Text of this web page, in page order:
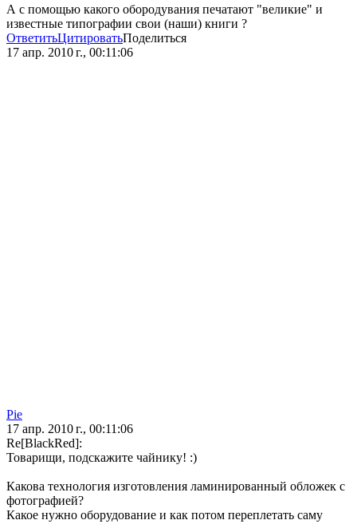
А с помощью какого обородувания печатают "великие" и
известные типографии свои (наши) книги ?
ОтветитьЦитироватьПоделиться
17 апр. 2010 г., 00:11:06
Pie
17 апр. 2010 г., 00:11:06
Re[BlackRed]:
Товарищи, подскажите чайнику! :)
Какова технология изготовления ламинированный обложек с
фотографией?
Какое нужно оборудование и как потом переплетать саму